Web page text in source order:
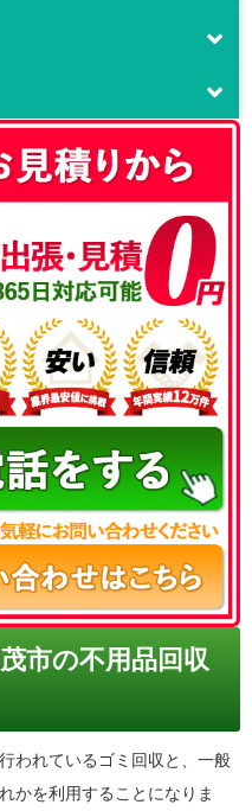
4780
市の不用品回収
われているゴミ回収と、一般
かを利用することになりま